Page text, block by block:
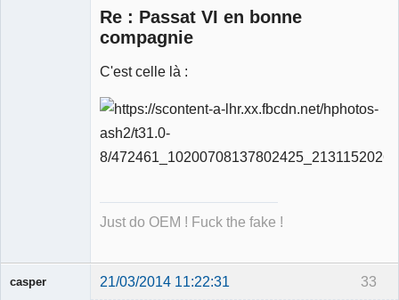
Re : Passat VI en bonne
compagnie
C'est celle là :
Just do OEM ! Fuck the fake !
33
casper 21/03/2014 11:22:31